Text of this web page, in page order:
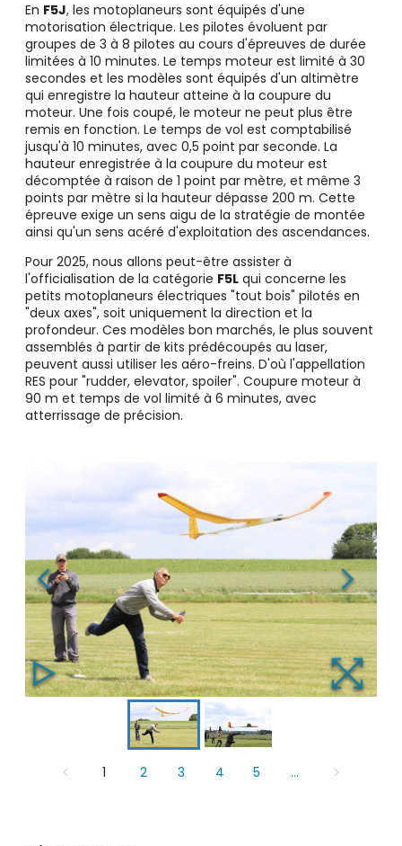
En F5J, les motoplaneurs sont équipés d'une
motorisation électrique. Les pilotes évoluent par
groupes de 3 à 8 pilotes au cours d'épreuves de durée
limitées à 10 minutes. Le temps moteur est limité à 30
secondes et les modèles sont équipés d'un altimètre
qui enregistre la hauteur atteine à la coupure du
moteur. Une fois coupé, le moteur ne peut plus être
remis en fonction. Le temps de vol est comptabilisé
jusqu'à 10 minutes, avec 0,5 point par seconde. La
hauteur enregistrée à la coupure du moteur est
décomptée à raison de 1 point par mètre, et même 3
points par mètre si la hauteur dépasse 200 m. Cette
épreuve exige un sens aigu de la stratégie de montée
ainsi qu'un sens acéré d'exploitation des ascendances.
Pour 2025, nous allons peut-être assister à
l'officialisation de la catégorie F5L qui concerne les
petits motoplaneurs électriques "tout bois" pilotés en
"deux axes", soit uniquement la direction et la
profondeur. Ces modèles bon marchés, le plus souvent
assemblés à partir de kits prédécoupés au laser,
peuvent aussi utiliser les aéro-freins. D'où l'appellation
RES pour "rudder, elevator, spoiler". Coupure moteur à
90 m et temps de vol limité à 6 minutes, avec
atterrissage de précision.
1 2 3 4 5 ...